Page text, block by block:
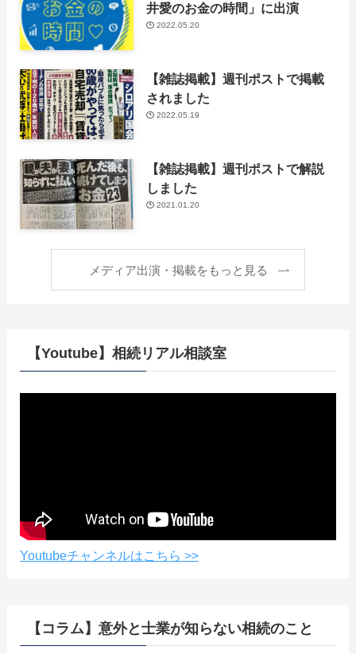
井愛のお金の時間」に出演
2022.05.20
【雑誌掲載】週刊ポストで掲載
されました
2022.05.19
【雑誌掲載】週刊ポストで解説
しました
2021.01.20
メディア出演・掲載をもっと見る
【Youtube】相続リアル相談室
Youtubeチャンネルはこちら >>
【コラム】意外と士業が知らない相続のこと